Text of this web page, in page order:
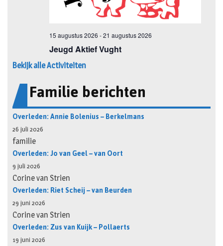
Bekijk alle Activiteiten
Familie berichten
Overleden: Annie Bolenius – Berkelmans
26 juli 2026
familie
Overleden: Jo van Geel – van Oort
9 juli 2026
Corine van Strien
Overleden: Riet Scheij – van Beurden
29 juni 2026
Corine van Strien
Overleden: Zus van Kuijk – Pollaerts
19 juni 2026